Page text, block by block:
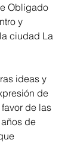
Obligado
y
ciudad La
ideas y
de
de las
de